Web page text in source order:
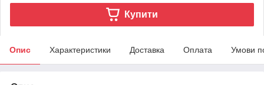
Купити
Опис Характеристики Доставка Оплата Умови